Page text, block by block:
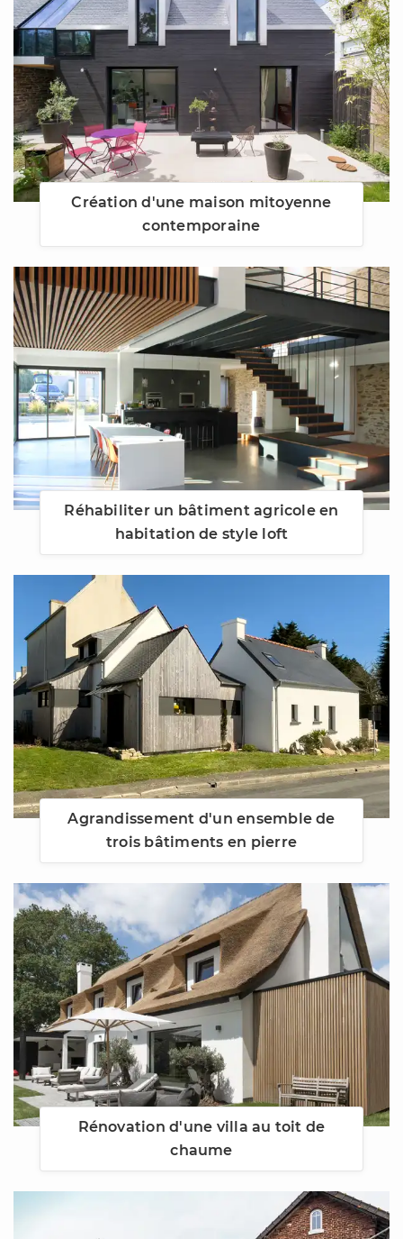
Création d'une maison mitoyenne
contemporaine
Réhabiliter un bâtiment agricole en
habitation de style loft
Agrandissement d'un ensemble de
trois bâtiments en pierre
Rénovation d'une villa au toit de
chaume